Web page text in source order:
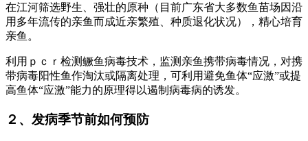
在江河筛选野生、强壮的原种（目前广东省大多数鱼苗场因沿
用多年流传的亲鱼而成近亲繁殖、种质退化状况），精心培育
亲鱼。
利用ｐｃｒ检测鳜鱼病毒技术，监测亲鱼携带病毒情况，对携
带病毒阳性鱼作淘汰或隔离处理，可利用避免鱼体“应激”或提
高鱼体“应激”能力的原理得以遏制病毒病的诱发。
２、发病季节前如何预防